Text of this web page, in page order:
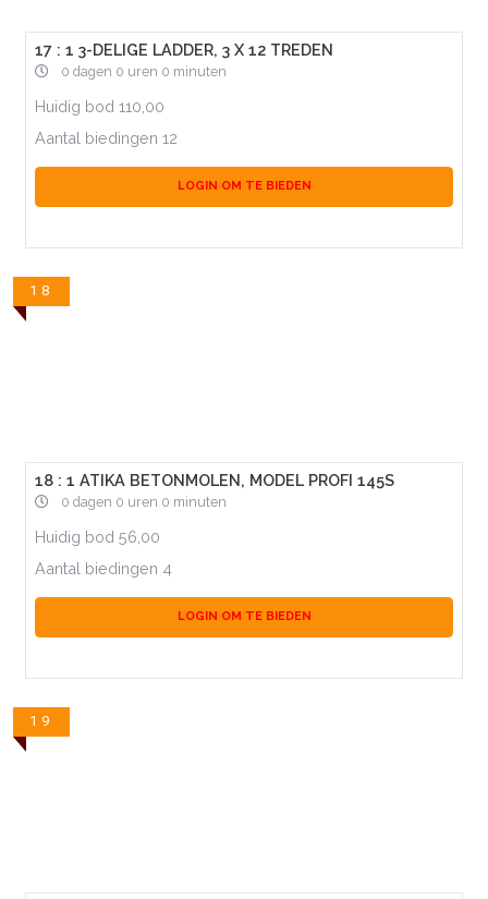
17 : 1 3-DELIGE LADDER, 3 X 12 TREDEN
0 dagen 0 uren 0 minuten
Huidig bod 110,00
Aantal biedingen 12
LOGIN OM TE BIEDEN
18
18 : 1 ATIKA BETONMOLEN, MODEL PROFI 145S
0 dagen 0 uren 0 minuten
Huidig bod 56,00
Aantal biedingen 4
LOGIN OM TE BIEDEN
19